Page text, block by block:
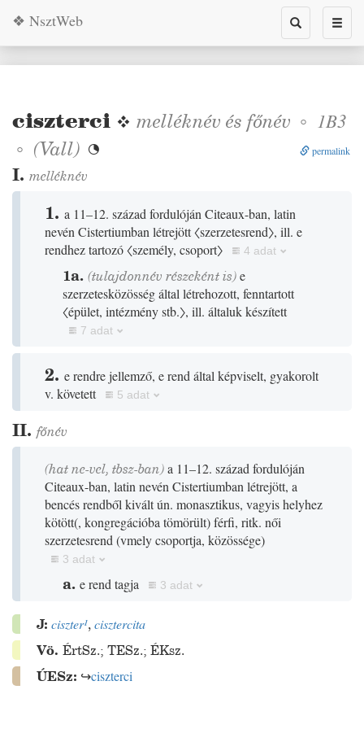
Toggle
search
❖ NsztWeb
ciszterci ❖ melléknév és főnév ◦ 1B3
◦ (Vall)  permalink
I. melléknév
1. a 11–12. század fordulóján Citeaux-ban, latin
nevén Cistertiumban létrejött〈szerzetesrend〉, ill. e
rendhez tartozó〈személy, csoport〉 4 adat
1a. (tulajdonnév részeként is)e
szerzetesközösség által létrehozott, fenntartott
〈épület, intézmény stb.〉, ill. általuk készített
7 adat
2. e rendre jellemző, e rend által képviselt, gyakorolt
v. követett
5 adat
II. főnév
(hat ne-vel, tbsz-ban)a 11–12. század fordulóján
Citeaux-ban, latin nevén Cistertiumban létrejött, a
bencés rendből kivált ún. monasztikus, vagyis helyhez
kötött(, kongregációba tömörült)férfi, ritk. női
szerzetesrend (vmely csoportja, közössége)
3 adat
a. e rend tagja 3 adat
J: ciszter¹,cisztercita
Vö. ÉrtSz.; TESz.; ÉKsz.
ÚESz: ↪ciszterci